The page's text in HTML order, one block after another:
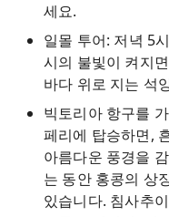
세요.
일몰 투어: 저녁 5
시의 불빛이 켜지
바다 위로 지는 석
빅토리아 항구를
페리에 탑승하면,
아름다운 풍경을
는 동안 홍콩의 상
있습니다. 침사추